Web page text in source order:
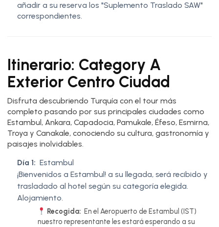
añadir a su reserva los "Suplemento Traslado SAW"
correspondientes.
Itinerario: Category A
Exterior Centro Ciudad
Disfruta descubriendo Turquía con el tour más
completo pasando por sus principales ciudades como
Estambul, Ankara, Capadocia, Pamukale, Éfeso, Esmirna,
Troya y Canakale, conociendo su cultura, gastronomía y
paisajes inolvidables.
Día 1: Estambul
¡Bienvenidos a Estambul! a su llegada, será recibido y
trasladado al hotel según su categoría elegida.
Alojamiento.
Recogida: En el Aeropuerto de Estambul (IST)
nuestro representante les estará esperando a su